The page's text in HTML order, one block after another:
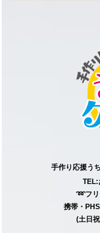
手作り応援う
TEL:
➿フリ
携帯・
(土日